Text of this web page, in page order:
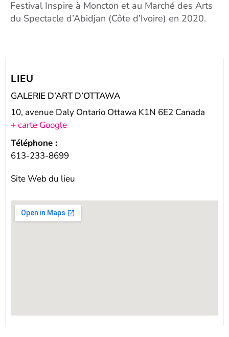
Festival Inspire à Moncton et au Marché des Arts
du Spectacle d’Abidjan (Côte d’Ivoire) en 2020.
LIEU
GALERIE D’ART D’OTTAWA
10, avenue Daly Ontario Ottawa K1N 6E2 Canada
+ carte Google
Téléphone :
613-233-8699
Site Web du lieu